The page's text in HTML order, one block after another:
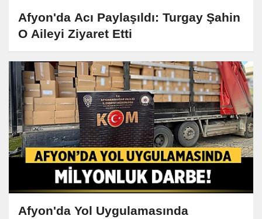
Afyon'da Acı Paylaşıldı: Turgay Şahin
O Aileyi Ziyaret Etti
Afyon'da Yol Uygulamasında